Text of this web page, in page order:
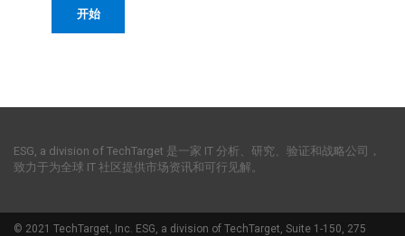
开始
ESG, a division of TechTarget 是一家 IT 分析、研究、验证和战略公司，
致力于为全球 IT 社区提供市场资讯和可行见解。
© 2021 TechTarget, Inc. ESG, a division of TechTarget, Suite 1-150, 275